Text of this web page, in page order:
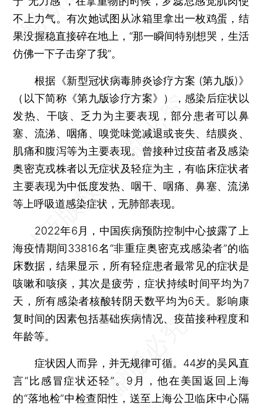
不上力气。有次她试图从冰箱里拿出一枚鸡蛋，结
果没握稳直接碎在地上，“那一瞬间特别想哭，生活
仿佛一下子击穿了我”。
根据《新型冠状病毒肺炎诊疗方案 (第九版)》
（以下简称《第九版诊疗方案》），感染后症状以
发热、干咳、乏力为主要表现，部分患者可以鼻
塞、流涕、咽痛、嗅觉味觉减退或丧失、结膜炎、
肌痛和腹泻等为主要表现。曾接种过疫苗者及感染
奥密克戎株者以无症状及轻症为主，有临床症状者
主要表现为中低度发热、咽干、咽痛、鼻塞、流涕
等上呼吸道感染症状，无肺部表现。
2022年6月，中国疾病预防控制中心披露了上
海疫情期间33816名“非重症奥密克戎感染者”的临
床数据，结果显示，所有轻症患者最常见的症状是
咳嗽和咳痰，其次是疲劳，症状持续时间平均为7
天，所有感染者核酸转阴天数平均为6天。影响康
复时间的因素包括基础疾病情况、疫苗接种程度和
年龄等。
症状因人而异，并无规律可循。44岁的吴风直
言“比感冒症状还轻”。9月，他在美国返回上海
的“落地检”中检查阳性，送至上海公卫临床中心隔